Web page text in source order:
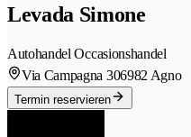
Levada Simone
Autohandel Occasionshandel
Via Campagna 306982 Agno
Termin reservieren